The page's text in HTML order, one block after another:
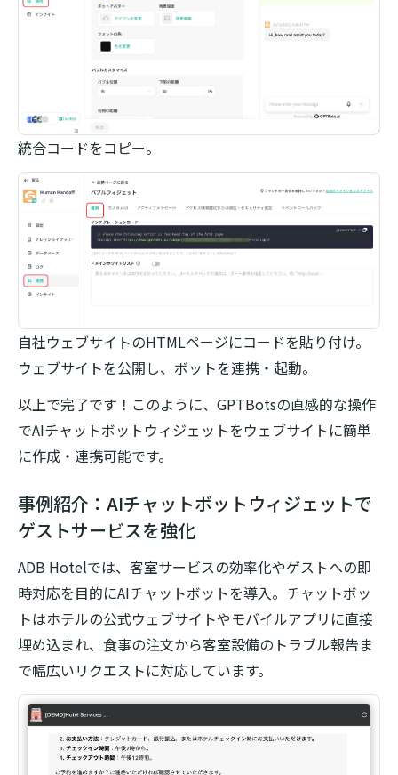
統合コードをコピー。
自社ウェブサイトのHTMLページにコードを貼り付け。
ウェブサイトを公開し、ボットを連携・起動。
以上で完了です！このように、GPTBotsの直感的な操作
でAIチャットボットウィジェットをウェブサイトに簡単
に作成・連携可能です。
事例紹介：AIチャットボットウィジェットで
ゲストサービスを強化
ADB Hotelでは、客室サービスの効率化やゲストへの即
時対応を目的にAIチャットボットを導入。チャットボッ
トはホテルの公式ウェブサイトやモバイルアプリに直接
埋め込まれ、食事の注文から客室設備のトラブル報告ま
で幅広いリクエストに対応しています。